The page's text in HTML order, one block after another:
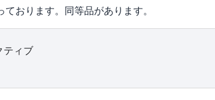
ております。同等品があります。
ティブ